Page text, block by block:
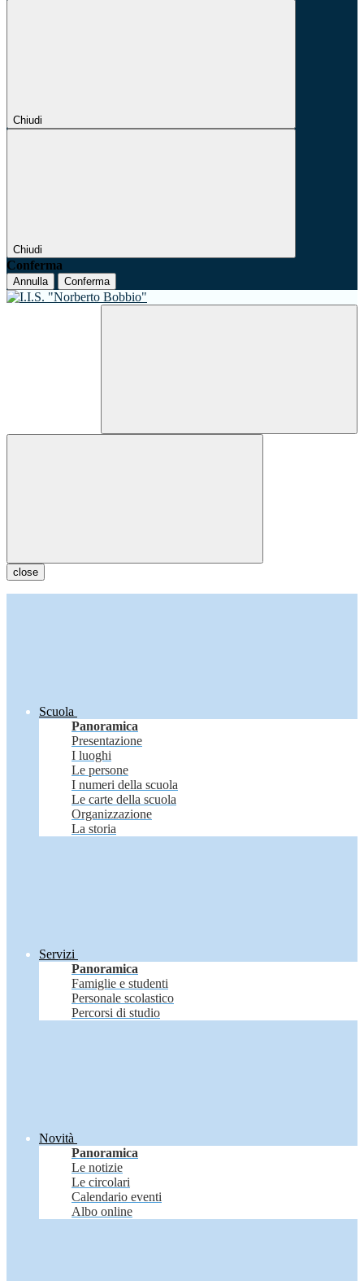
Chiudi
Chiudi
Conferma
Annulla Conferma
close
Scuola
Panoramica
Presentazione
I luoghi
Le persone
I numeri della scuola
Le carte della scuola
Organizzazione
La storia
Servizi
Panoramica
Famiglie e studenti
Personale scolastico
Percorsi di studio
Novità
Panoramica
Le notizie
Le circolari
Calendario eventi
Albo online